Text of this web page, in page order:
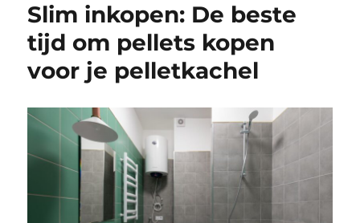
Slim inkopen: De beste
tijd om pellets kopen
voor je pelletkachel